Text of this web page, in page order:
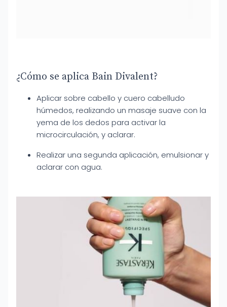
¿Cómo se aplica Bain Divalent?
Aplicar sobre cabello y cuero cabelludo
húmedos, realizando un masaje suave con la
yema de los dedos para activar la
microcirculación, y aclarar.
Realizar una segunda aplicación, emulsionar y
aclarar con agua.